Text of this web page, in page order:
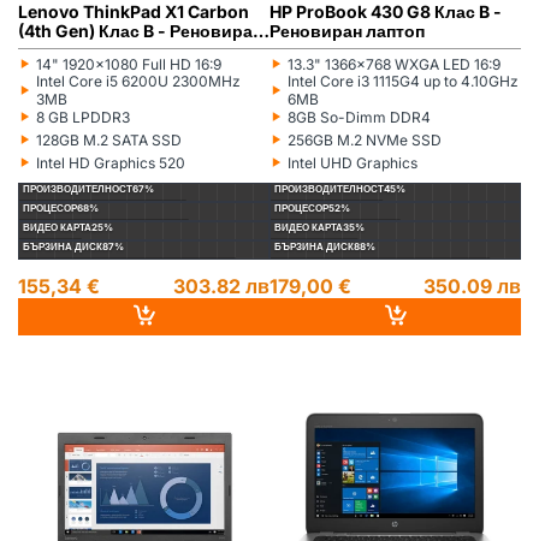
Lenovo ThinkPad X1 Carbon
(4th Gen) Клас B - Реновиран
лаптоп
‣
Монитор:
14" 1920x1080 Full HD 16:9
‣
Процесор:
Intel Core i5 6200U 2300MHz
3MB
‣
Рам памет:
8 GB LPDDR3
‣
Хард диск:
128GB M.2 SATA SSD
‣
Видеокарта:
Intel HD Graphics 520
ПРОИЗВОДИТЕЛНОСТ67%
ПРОЦЕСОР68%
ВИДЕО КАРТА25%
БЪРЗИНА ДИСК87%
155,34 € 303.82 лв
HP ProBook 430 G8 Клас B -
Реновиран лаптоп
‣
Монитор:
13.3" 1366x768 WXGA LED 16:9
‣
Процесор:
Intel Core i3 1115G4 up to 4.10GHz
6MB
‣
Рам памет:
8GB So-Dimm DDR4
‣
Хард диск:
256GB M.2 NVMe SSD
‣
Видеокарта:
Intel UHD Graphics
ПРОИЗВОДИТЕЛНОСТ45%
ПРОЦЕСОР52%
ВИДЕО КАРТА35%
БЪРЗИНА ДИСК88%
179,00 € 350.09 лв